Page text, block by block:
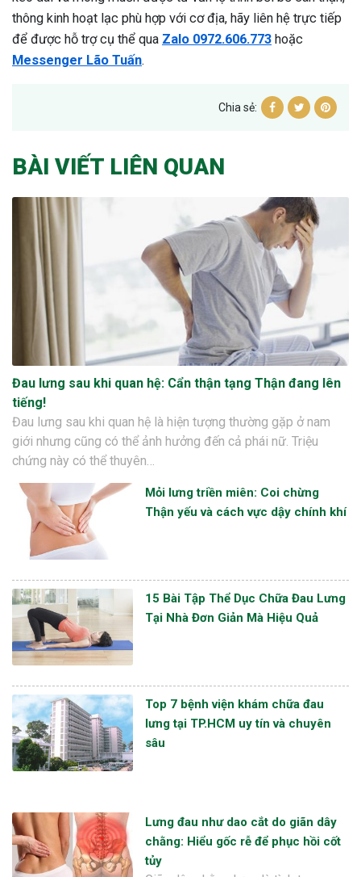
thông kinh hoạt lạc phù hợp với cơ địa, hãy liên hệ trực tiếp
để được hỗ trợ cụ thể qua Zalo 0972.606.773 hoặc
Messenger Lão Tuấn.
Chia sẻ:
BÀI VIẾT LIÊN QUAN
Đau lưng sau khi quan hệ: Cẩn thận tạng Thận đang lên
tiếng!
Đau lưng sau khi quan hệ là hiện tượng thường gặp ở nam
giới nhưng cũng có thể ảnh hưởng đến cả phái nữ. Triệu
chứng này có thể thuyên…
Mỏi lưng triền miên: Coi chừng
Thận yếu và cách vực dậy chính khí
15 Bài Tập Thể Dục Chữa Đau Lưng
Tại Nhà Đơn Giản Mà Hiệu Quả
Top 7 bệnh viện khám chữa đau
lưng tại TP.HCM uy tín và chuyên
sâu
Lưng đau như dao cắt do giãn dây
chằng: Hiểu gốc rễ để phục hồi cốt
tủy